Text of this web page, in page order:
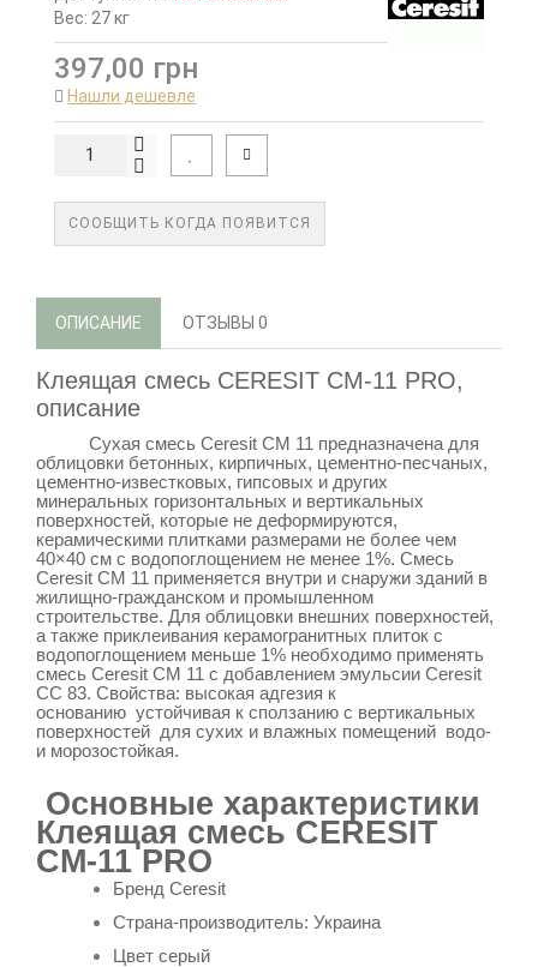
Вес: 27 кг
397,00 грн
Нашли дешевле
СООБЩИТЬ КОГДА ПОЯВИТСЯ
ОПИСАНИЕ ОТЗЫВЫ 0
Клеящая смесь CERESIT CM-11 PRO,
описание
Сухая смесь Ceresit СМ 11 предназначена для
облицовки бетонных, кирпичных, цементно-песчаных,
цементно-известковых, гипсовых и других
минеральных горизонтальных и вертикальных
поверхностей, которые не деформируются,
керамическими плитками размерами не более чем
40×40 см с водопоглощением не менее 1%. Смесь
Ceresit СМ 11 применяется внутри и снаружи зданий в
жилищно-гражданском и промышленном
строительстве. Для облицовки внешних поверхностей,
а также приклеивания керамогранитных плиток с
водопоглощением меньше 1% необходимо применять
смесь Ceresit CM 11 с добавлением эмульсии Ceresit
CC 83. Свойства: высокая адгезия к
основанию устойчивая к сползанию c вертикальных
поверхностей для сухих и влажных помещений водо-
и морозостойкая.
Основные характеристики
Клеящая смесь CERESIT
CM-11 PRO
Бренд Ceresit
Страна-производитель: Украина
Цвет серый